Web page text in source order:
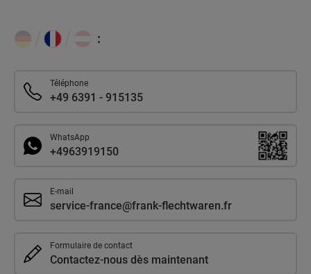
:
Téléphone
+49 6391 - 915135
WhatsApp
+4963919150
E-mail
service-france@frank-flechtwaren.fr
Formulaire de contact
Contactez-nous dès maintenant